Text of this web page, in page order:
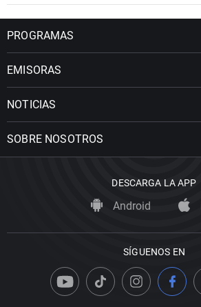
PROGRAMAS
EMISORAS
NOTICIAS
SOBRE NOSOTROS
DESCARGA LA APP
Android
SÍGUENOS EN